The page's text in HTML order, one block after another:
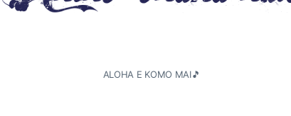
ALOHA E KOMO MAI🎵